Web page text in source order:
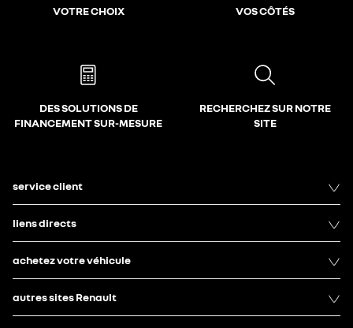
VOTRE CHOIX
VOS CÔTÉS
DES SOLUTIONS DE
FINANCEMENT SUR-MESURE
RECHERCHEZ SUR NOTRE
SITE
service client
liens directs
achetez votre véhicule
autres sites Renault